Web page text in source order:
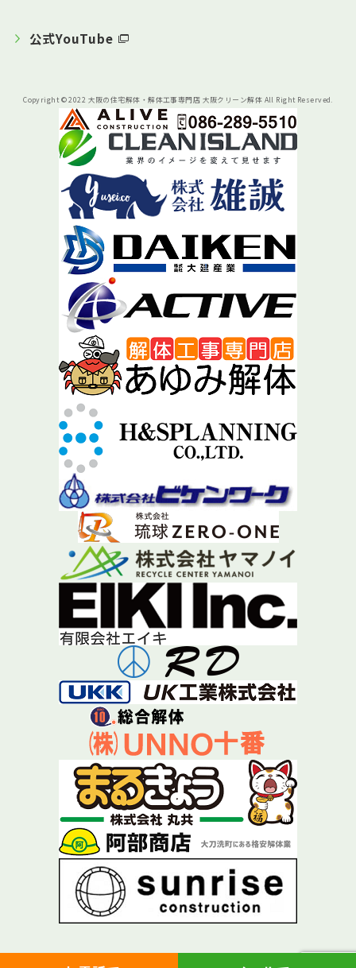
公式YouTube
Copyright © 2022 大阪の住宅解体・解体工事専門店 大阪クリーン解体 All Right Reserved.